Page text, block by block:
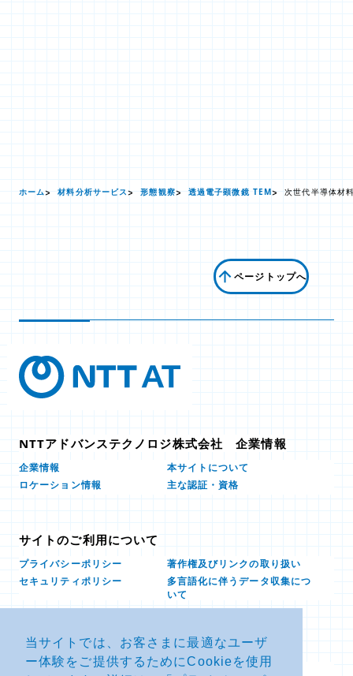
当サイトでは、お客さまに最適なユーザ
ー体験をご提供するためにCookieを使用
ホーム 材料分析サービス 形態観察 透過電子顕微鏡 TEM 次世代半導体材
ページトップへ
NTTアドバンステクノロジ株式会社 企業情報
企業情報
本サイトについて
ロケーション情報
主な認証・資格
サイトのご利用について
プライバシーポリシー
著作権及びリンクの取り扱い
セキュリティポリシー
多言語化に伴うデータ収集につ
いて
お問い合せ
よくあるお問い合わせFAQ SDSダウンロード